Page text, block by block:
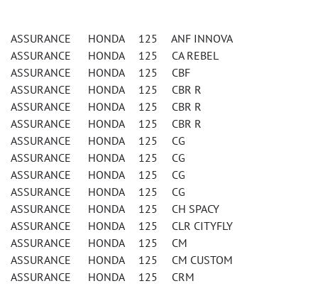
ASSURANCE HONDA 125 ANF INNOVA
ASSURANCE HONDA 125 CA REBEL
ASSURANCE HONDA 125 CBF
ASSURANCE HONDA 125 CBR R
ASSURANCE HONDA 125 CBR R
ASSURANCE HONDA 125 CBR R
ASSURANCE HONDA 125 CG
ASSURANCE HONDA 125 CG
ASSURANCE HONDA 125 CG
ASSURANCE HONDA 125 CG
ASSURANCE HONDA 125 CH SPACY
ASSURANCE HONDA 125 CLR CITYFLY
ASSURANCE HONDA 125 CM
ASSURANCE HONDA 125 CM CUSTOM
ASSURANCE HONDA 125 CRM